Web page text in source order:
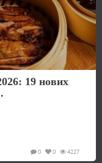
19 нових
4227
0
0